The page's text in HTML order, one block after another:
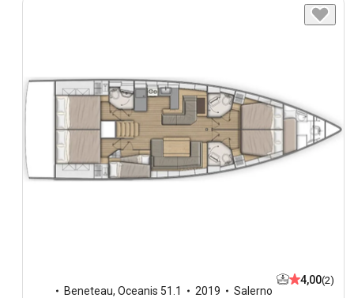
Beneteau, Oceanis 51.1 2019 Salerno
4,00(2)